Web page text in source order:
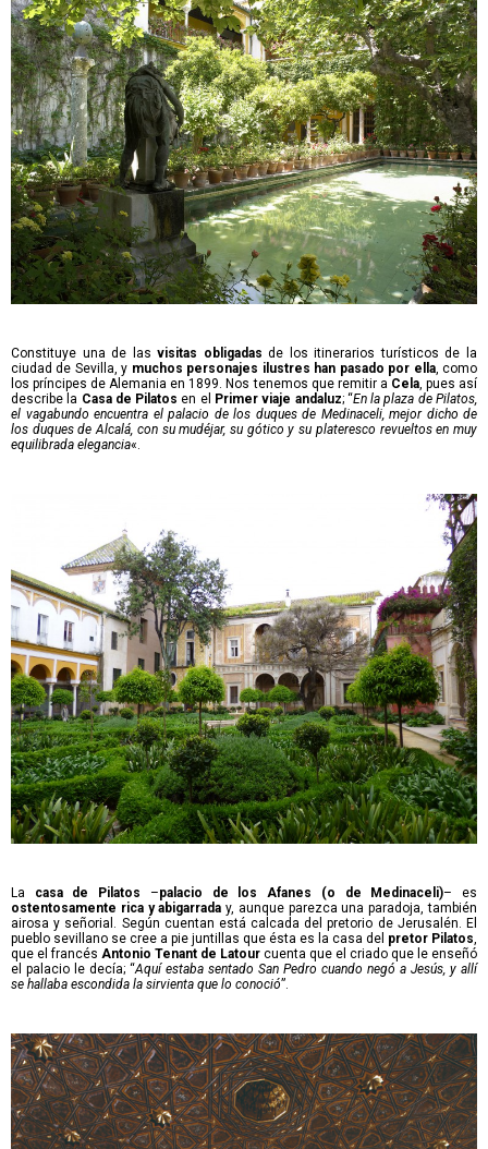
Constituye una de lasvisitas obligadas de los itinerarios turísticos de la
ciudad de Sevilla, y muchos personajes ilustres han pasado por ella, como
los príncipes de Alemania en 1899. Nos tenemos que remitir a Cela, pues así
describe la Casa de Pilatos en el Primer viaje andaluz; “En la plaza de Pilatos,
el vagabundo encuentra el palacio de los duques de Medinaceli, mejor dicho de
los duques de Alcalá, con su mudéjar, su gótico y su plateresco revueltos en muy
equilibrada elegancia«.
La casa de Pilatos –palacio de los Afanes (o de Medinaceli)– es
ostentosamente rica y abigarrada y, aunque parezca una paradoja, también
airosa y señorial. Según cuentan está calcada del pretorio de Jerusalén. El
pueblo sevillano se cree a pie juntillas que ésta es la casa del pretor Pilatos,
que el francés Antonio Tenant de Latour cuenta que el criado que le enseñó
el palacio le decía; “Aquí estaba sentado San Pedro cuando negó a Jesús, y allí
se hallaba escondida la sirvienta que lo conoció”.